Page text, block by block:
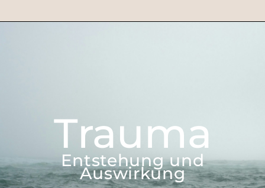
Trauma
Entstehung und
Auswirkung